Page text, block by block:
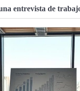
entrevista de